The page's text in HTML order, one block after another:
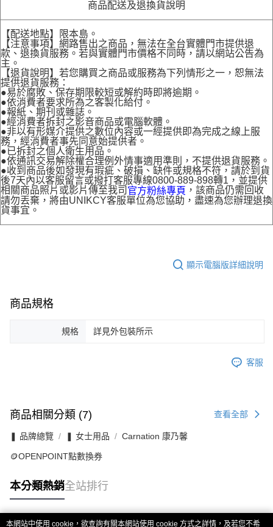
商品配送及退換貨說明
【配送地點】限本島。
【注意事項】網路售出之商品，無法在全台實體門市提供退
款、退換貨服務。若與實體門市價格不同時，請以網站公告為
主。
【退貨說明】若您購買之商品或服務為下列情形之一，恕無法
提供退貨服務：
●易於腐敗、保存期限較短或解約時即將逾期。
●依消費者要求所為之客製化給付。
●報紙、期刊或雜誌。
●經消費者拆封之影音商品或電腦軟體。
●非以有形媒介提供之數位內容或一經提供即為完成之線上服
務，經消費者事先同意始提供者。
●已拆封之個人衛生用品。
●依通訊交易解除權合理例外情事適用準則，不提供退貨服務。
●收到商品後如發現有瑕疵、破損、缺件或規格不符，請於到貨
後7天內以客服留言或撥打客服專線0800-889-898轉1，並提供
相關商品照片或影片傳至我司 官方粉絲專頁 ，該商品仍需回收
請勿丟棄，將由UNIKCY客服單位為您協助，盡速為您辦理退換
貨事宜。
顯示電腦版詳細說明
商品規格
規格 詳見外包裝所示
客服
商品相關分類 (7) 查看全部
❚ 品牌總覽 ❚ 女士用品 Carnation 康乃馨
🪙OPENPOINT點數換券
本分類熱銷全站排行
本網站中使用 cookie，欲查詢有關本網站使用 cookie 方式之詳情，及若您不希